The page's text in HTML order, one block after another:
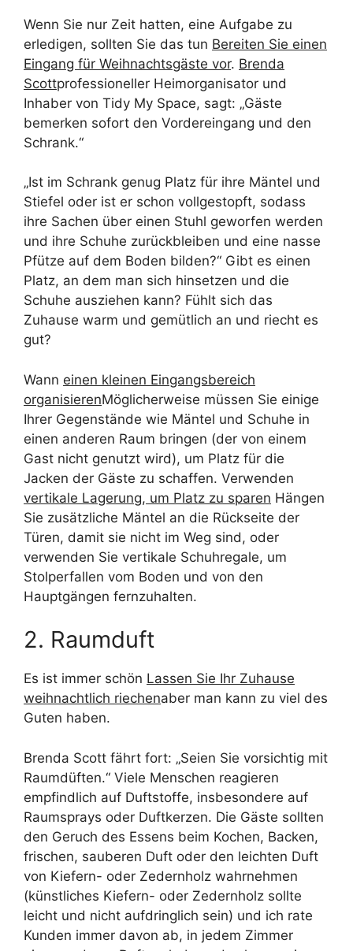
Wenn Sie nur Zeit hatten, eine Aufgabe zu
erledigen, sollten Sie das tun Bereiten Sie einen
Eingang für Weihnachtsgäste vor. Brenda
Scottprofessioneller Heimorganisator und
Inhaber von Tidy My Space, sagt: „Gäste
bemerken sofort den Vordereingang und den
Schrank.“
„Ist im Schrank genug Platz für ihre Mäntel und
Stiefel oder ist er schon vollgestopft, sodass
ihre Sachen über einen Stuhl geworfen werden
und ihre Schuhe zurückbleiben und eine nasse
Pfütze auf dem Boden bilden?“ Gibt es einen
Platz, an dem man sich hinsetzen und die
Schuhe ausziehen kann? Fühlt sich das
Zuhause warm und gemütlich an und riecht es
gut?
Wann einen kleinen Eingangsbereich
organisierenMöglicherweise müssen Sie einige
Ihrer Gegenstände wie Mäntel und Schuhe in
einen anderen Raum bringen (der von einem
Gast nicht genutzt wird), um Platz für die
Jacken der Gäste zu schaffen. Verwenden
vertikale Lagerung, um Platz zu sparen Hängen
Sie zusätzliche Mäntel an die Rückseite der
Türen, damit sie nicht im Weg sind, oder
verwenden Sie vertikale Schuhregale, um
Stolperfallen vom Boden und von den
Hauptgängen fernzuhalten.
2. Raumduft
Es ist immer schön Lassen Sie Ihr Zuhause
weihnachtlich riechenaber man kann zu viel des
Guten haben.
Brenda Scott fährt fort: „Seien Sie vorsichtig mit
Raumdüften.“ Viele Menschen reagieren
empfindlich auf Duftstoffe, insbesondere auf
Raumsprays oder Duftkerzen. Die Gäste sollten
den Geruch des Essens beim Kochen, Backen,
frischen, sauberen Duft oder den leichten Duft
von Kiefern- oder Zedernholz wahrnehmen
(künstliches Kiefern- oder Zedernholz sollte
leicht und nicht aufdringlich sein) und ich rate
Kunden immer davon ab, in jedem Zimmer